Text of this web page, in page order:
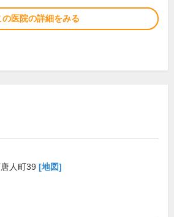
の医院の詳細をみる
人町39 [地図]